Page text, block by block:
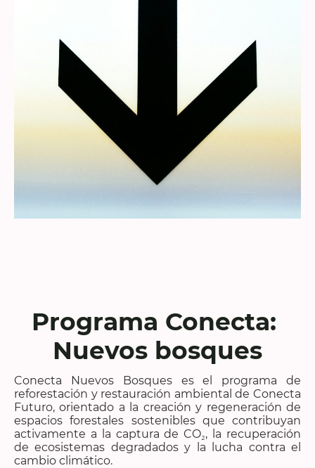
Programa Conecta:
Nuevos bosques
Conecta Nuevos Bosques es el programa de
reforestación y restauración ambiental de Conecta
Futuro, orientado a la creación y regeneración de
espacios forestales sostenibles que contribuyan
activamente a la captura de CO₂, la recuperación
de ecosistemas degradados y la lucha contra el
cambio climático.